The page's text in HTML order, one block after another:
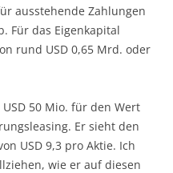
ausstehende Zahlungen
Für das Eigenkapital
rund USD 0,65 Mrd. oder
50 Mio. für den Wert
Er sieht den
USD 9,3 pro Aktie. Ich
wie er auf diesen